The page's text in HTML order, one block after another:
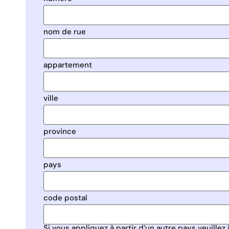
nom de rue
appartement
ville
province
pays
code postal